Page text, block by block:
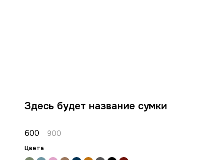
Цвета
Здесь будет название сумки
900
600